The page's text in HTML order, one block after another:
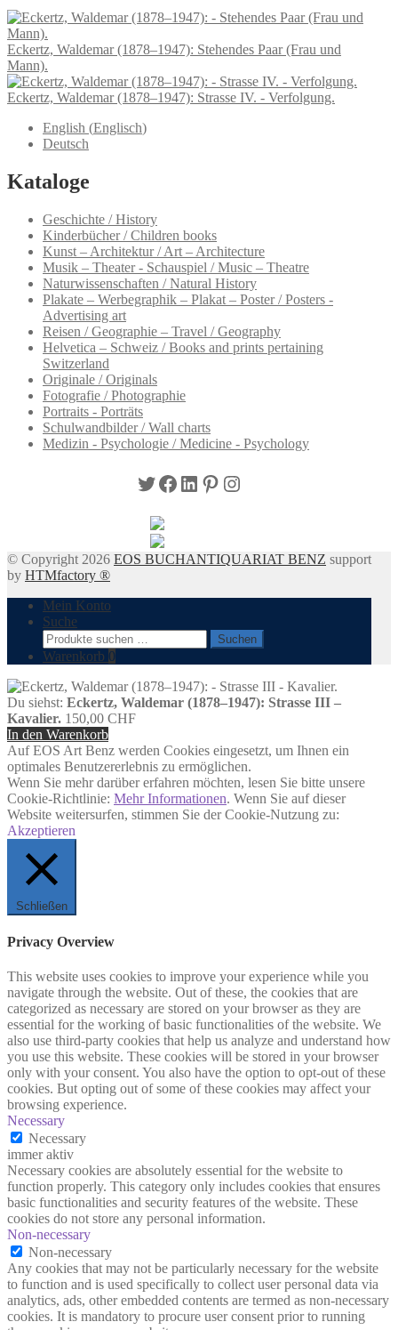
Eckertz, Waldemar (1878–1947): Stehendes Paar (Frau und
Mann).
Eckertz, Waldemar (1878–1947): Strasse IV. - Verfolgung.
English (Englisch)
Deutsch
Kataloge
Geschichte / History
Kinderbücher / Children books
Kunst – Architektur / Art – Architecture
Musik – Theater - Schauspiel / Music – Theatre
Naturwissenschaften / Natural History
Plakate – Werbegraphik – Plakat – Poster / Posters -
Advertising art
Reisen / Geographie – Travel / Geography
Helvetica – Schweiz / Books and prints pertaining
Switzerland
Originale / Originals
Fotografie / Photographie
Portraits - Porträts
Schulwandbilder / Wall charts
Medizin - Psychologie / Medicine - Psychology
Twitter
Facebook
LinkedIn
Pinterest
Instagram
© Copyright 2026 EOS BUCHANTIQUARIAT BENZ support
by HTMfactory ®
Mein Konto
Suche
Suchen
nach:
Suchen
Warenkorb 0
Du siehst: Eckertz, Waldemar (1878–1947): Strasse III –
Kavalier. 150,00 CHF
In den Warenkorb
Auf EOS Art Benz werden Cookies eingesetzt, um Ihnen ein
optimales Benutzererlebnis zu ermöglichen.
Wenn Sie mehr darüber erfahren möchten, lesen Sie bitte unsere
Cookie-Richtlinie: Mehr Informationen. Wenn Sie auf dieser
Website weitersurfen, stimmen Sie der Cookie-Nutzung zu:
Akzeptieren
Schließen
Privacy Overview
This website uses cookies to improve your experience while you
navigate through the website. Out of these, the cookies that are
categorized as necessary are stored on your browser as they are
essential for the working of basic functionalities of the website. We
also use third-party cookies that help us analyze and understand how
you use this website. These cookies will be stored in your browser
only with your consent. You also have the option to opt-out of these
cookies. But opting out of some of these cookies may affect your
browsing experience.
Necessary
Necessary
immer aktiv
Necessary cookies are absolutely essential for the website to
function properly. This category only includes cookies that ensures
basic functionalities and security features of the website. These
cookies do not store any personal information.
Non-necessary
Non-necessary
Any cookies that may not be particularly necessary for the website
to function and is used specifically to collect user personal data via
analytics, ads, other embedded contents are termed as non-necessary
cookies. It is mandatory to procure user consent prior to running